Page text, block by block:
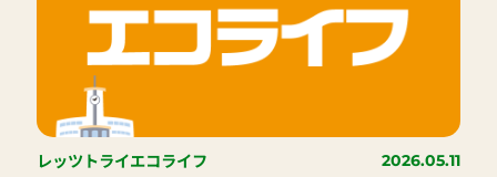
レッツトライエコライフ 2026.05.11